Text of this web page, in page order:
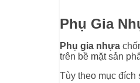
Phụ Gia
Phụ gia nhựa
trên bề mặt sản
Tùy theo mục đích